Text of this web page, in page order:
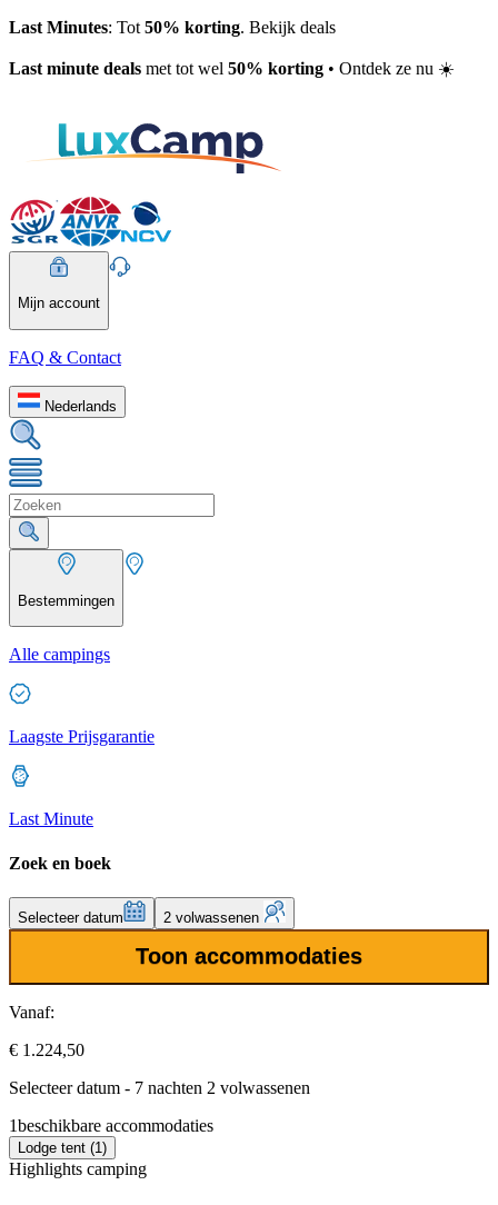
Last Minutes: Tot 50% korting. Bekijk deals
Last minute deals met tot wel 50% korting • Ontdek ze nu ☀️
Mijn account
FAQ & Contact
Nederlands
Bestemmingen
Alle campings
Laagste Prijsgarantie
Last Minute
Zoek en boek
Selecteer datum 2 volwassenen
Toon accommodaties
Vanaf:
€ 1.224,50
Selecteer datum - 7 nachten 2 volwassenen
1beschikbare accommodaties
Lodge tent (1)
Highlights camping